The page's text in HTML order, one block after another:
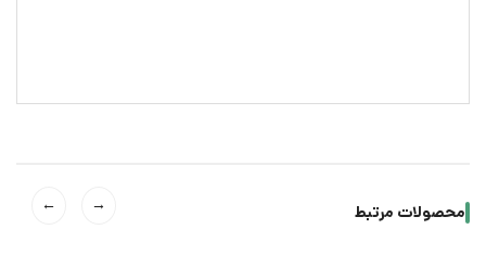
محصولات مرتبط →
←